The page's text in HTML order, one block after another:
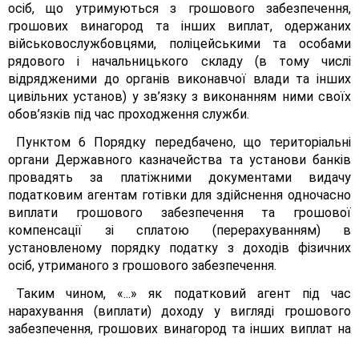
осіб, що утримуються з грошового забезпечення,
грошових винагород та інших виплат, одержаних
військовослужбовцями, поліцейськими та особами
рядового і начальницького складу (в тому числі
відрядженими до органів виконавчої влади та інших
цивільних установ) у зв’язку з виконанням ними своїх
обов’язків під час проходження служби.
Пунктом 6 Порядку передбачено, що територіальні
органи Державного казначейства та установи банків
провадять за платіжними документами видачу
податковим агентам готівки для здійснення одночасно
виплати грошового забезпечення та грошової
компенсації зі сплатою (перерахуванням) в
установленому порядку податку з доходів фізичних
осіб, утриманого з грошового забезпечення.
Таким чином, «...» як податковий агент під час
нарахування (виплати) доходу у вигляді грошового
забезпечення, грошових винагород та інших виплат на